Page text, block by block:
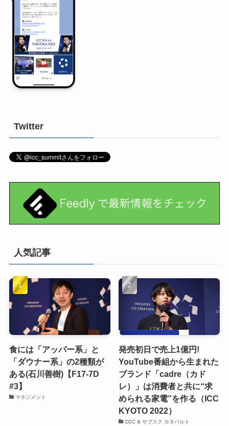
Twitter
人気記事
食には「アッパー系」と
「ダウナー系」の2種類が
ある(石川善樹)【F17-7D
#3】
マネジメント
発売初日で売上1億円!
YouTube番組から生まれた
ブランド「cadre（カド
レ）」は消費者と共に“求
められる家電”を作る（ICC
KYOTO 2022）
D2C & サブスク カタパルト